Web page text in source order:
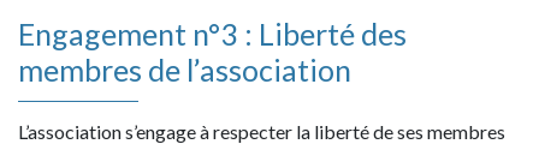
Engagement n°3 : Liberté des
membres de l’association
L’association s’engage à respecter la liberté de ses membres